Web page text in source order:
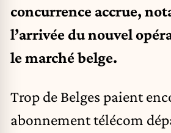
concurrence accrue,
l’arrivée du nouvel
le marché belge.
Trop de Belges paient
abonnement télécom